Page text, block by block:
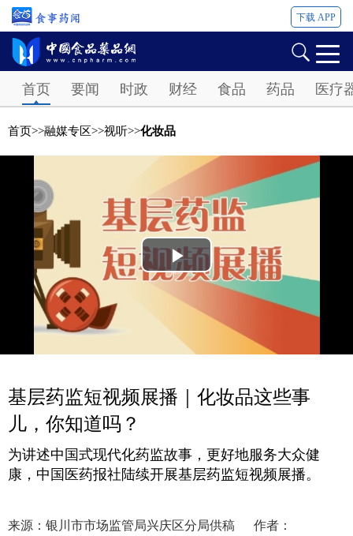
下载 APP
首页 要闻 时政 财经 食品 药品 医疗
首页>>融媒专区>>视听>>化妆品
Play
Video
基层药监短视频展播｜化妆品这些事
儿，你知道吗？
为讲述中国式现代化药监故事，更好地服务大众健
康，中国医药报社陆续开展基层药监短视频展播。
来源：银川市市场监管局兴庆区分局供稿 作者：